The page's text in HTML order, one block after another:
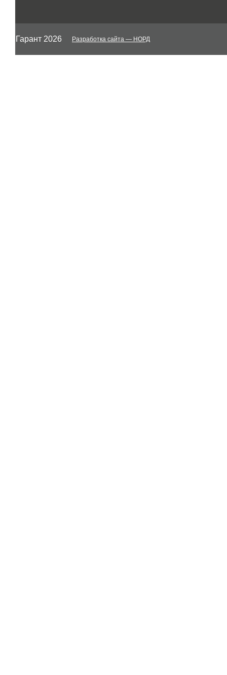
© Гарант 2026 Разработка сайта — НОРД